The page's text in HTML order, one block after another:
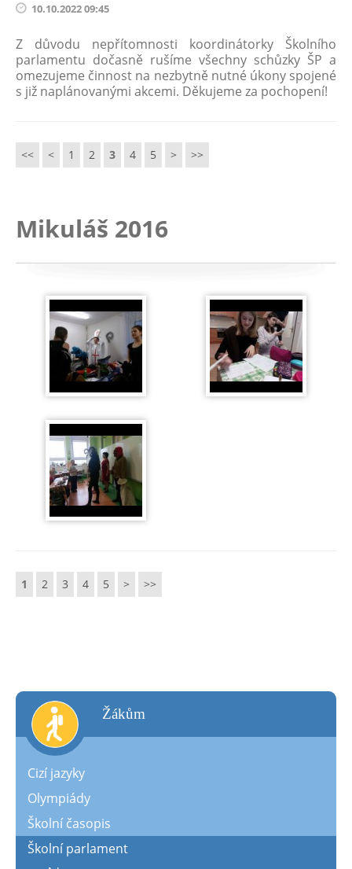
10.10.2022 09:45
Z důvodu nepřítomnosti koordinátorky Školního
parlamentu dočasně rušíme všechny schůzky ŠP a
omezujeme činnost na nezbytně nutné úkony spojené
s již naplánovanými akcemi. Děkujeme za pochopení!
<< < 1 2 3 4 5 > >>
Mikuláš 2016
1 2 3 4 5 > >>
žákům
Cizí jazyky
Olympiády
Školní časopis
Školní parlament